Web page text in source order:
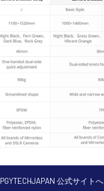
PGYTECHJAPAN 公式サイトへ